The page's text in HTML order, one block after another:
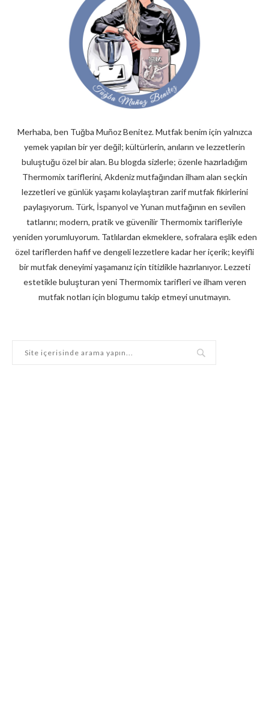
Merhaba, ben Tuğba Muñoz Benitez. Mutfak benim için yalnızca
yemek yapılan bir yer değil; kültürlerin, anıların ve lezzetlerin
buluştuğu özel bir alan. Bu blogda sizlerle; özenle hazırladığım
Thermomix tariflerini, Akdeniz mutfağından ilham alan seçkin
lezzetleri ve günlük yaşamı kolaylaştıran zarif mutfak fikirlerini
paylaşıyorum. Türk, İspanyol ve Yunan mutfağının en sevilen
tatlarını; modern, pratik ve güvenilir Thermomix tarifleriyle
yeniden yorumluyorum. Tatlılardan ekmeklere, sofralara eşlik eden
özel tariflerden hafif ve dengeli lezzetlere kadar her içerik; keyifli
bir mutfak deneyimi yaşamanız için titizlikle hazırlanıyor. Lezzeti
estetikle buluşturan yeni Thermomix tarifleri ve ilham veren
mutfak notları için blogumu takip etmeyi unutmayın.